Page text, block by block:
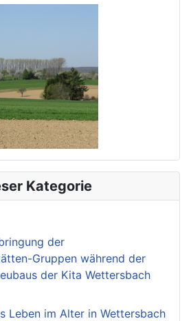
Kategorie
der
Gruppen während der
der Kita Wettersbach
Leben im Alter in Wettersbach